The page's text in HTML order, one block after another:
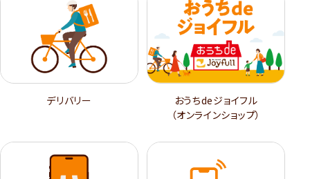
デリバリー
おうちdeジョイフル
（オンラインショップ）